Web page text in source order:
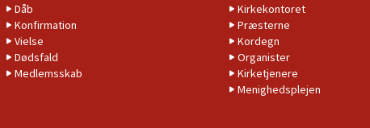
Dåb
Konfirmation
Vielse
Dødsfald
Medlemsskab
Kirkekontoret
Præsterne
Kordegn
Organister
Kirketjenere
Menighedsplejen